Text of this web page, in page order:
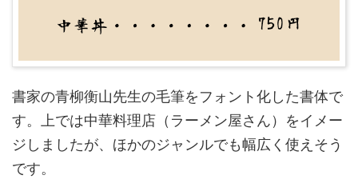
書家の青柳衡山先生の毛筆をフォント化した書体で
す。上では中華料理店（ラーメン屋さん）をイメー
ジしましたが、ほかのジャンルでも幅広く使えそう
です。